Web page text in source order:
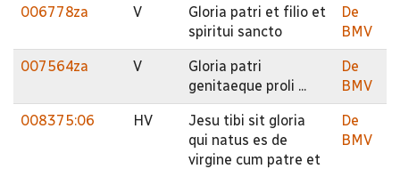
006778za V
Gloria patri et filio et
spiritui sancto
De
BMV
007564za V
Gloria patri
genitaeque proli ...
De
BMV
008375:06 HV
Jesu tibi sit gloria
qui natus es de
virgine cum patre et
De
BMV